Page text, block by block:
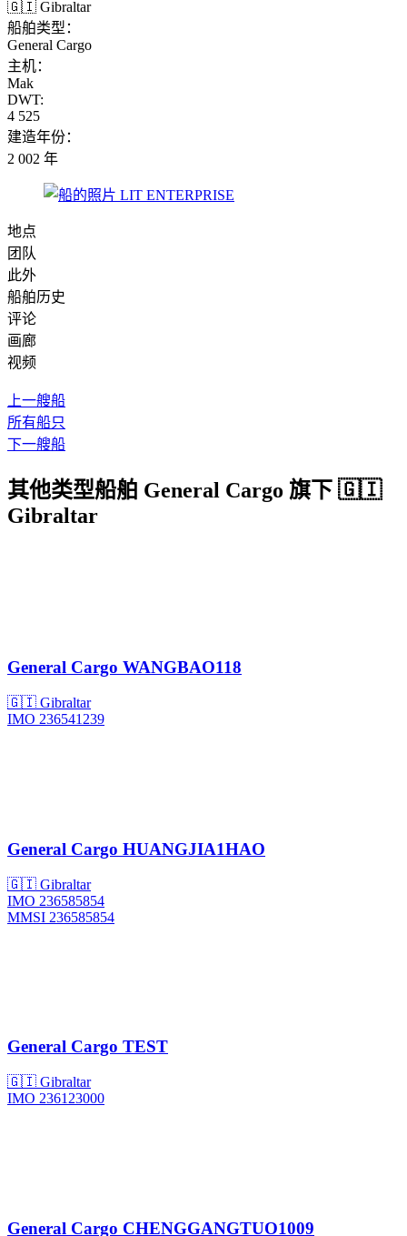
🇬🇮 Gibraltar
船舶类型：
General Cargo
主机：
Mak
DWT:
4 525
建造年份：
2 002 年
地点
团队
此外
船舶历史
评论
画廊
视频
上一艘船
所有船只
下一艘船
其他类型船舶 General Cargo 旗下 🇬🇮
Gibraltar
General Cargo WANGBAO118
🇬🇮 Gibraltar
IMO 236541239
General Cargo HUANGJIA1HAO
🇬🇮 Gibraltar
IMO 236585854
MMSI 236585854
General Cargo TEST
🇬🇮 Gibraltar
IMO 236123000
General Cargo CHENGGANGTUO1009